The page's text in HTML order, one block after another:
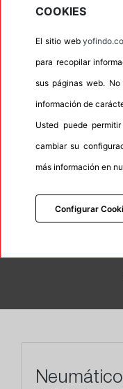
Calidad
COOKIES
El sitio web
para recopilar
sus páginas web.
información de
Usted puede
cambiar su
más información en
Configurar